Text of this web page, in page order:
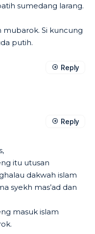
sumedang larang.
mubarok. Si kuncung
putih.
Reply
itu utusan
dakwah islam
syekh mas’ad dan
masuk islam
Reply